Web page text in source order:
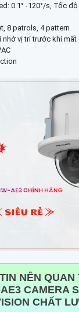
0.1° -120°/s, Tốc
8 patrols, 4 pattern
nhớ vị trí trước khi mất
NÊN QUAN
CAMERA
CHẤT